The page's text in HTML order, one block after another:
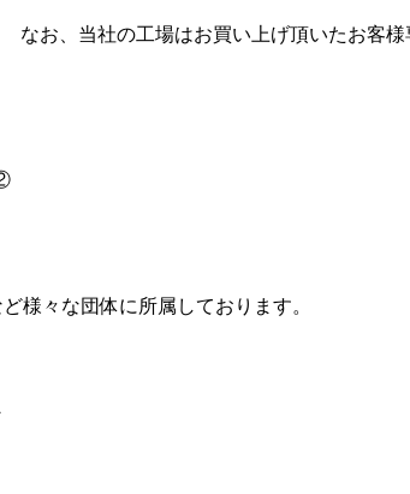
お、当社の工場はお買い上げ頂いたお客様
様々な団体に所属しております。